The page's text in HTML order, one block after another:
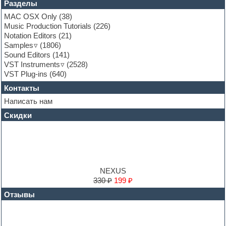
Funk
Garritan
General MIDI kits
Guitar emulation
Guitar loops
Guitar processing and effects
Hands-up samples
Hardstyle
Heavy metal sample packs
Hip-hop
House music
Hypersonic
Jazz
Massive presets
Mastering plug-ins
Разделы
MAC OSX Only (38)
Music Production Tutorials (226)
Notation Editors (21)
Samples
(1806)
Sound Editors (141)
VST Instruments
(2528)
VST Plug-ins (640)
Контакты
Написать нам
Скидки
NEXUS
330 ₽ 199 ₽
Отзывы